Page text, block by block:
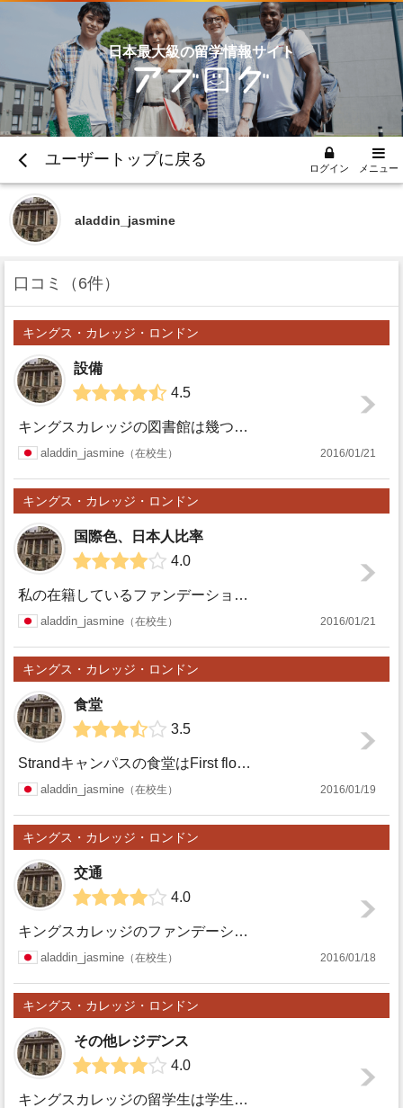
日本最大級の留学情報サイト
ユーザートップに戻る ログイン メニュー
aladdin_jasmine
口コミ 6件
キングス・カレッジ・ロンドン
キング
ス・カ
レッ
ンドン
設備
4.5
キングスカレッジの図書館は幾つかあり、キャンパスによっては併設されている場合もあります。私が使うStrandキャンパスには図書館がないので10分ほど歩いた...
aladdin_jasmine 在校生 2016/01/21
キングス・カレッジ・ロンドン
キング
ス・カ
レッ
ンドン
国際色、日本人比率
4.0
私の在籍しているファンデーションコースは言い換えれば『留学生のための学部進学準備過程』であるため、イギリス出身の学生はいないことが大きな特徴です。文系のI...
aladdin_jasmine 在校生 2016/01/21
キングス・カレッジ・ロンドン
キング
ス・カ
レッ
ンドン
食堂
3.5
Strandキャンパスの食堂はFirst floor(2階)にあります。ランチメニューは日替わり(例えば、ラム肉と根菜の煮込みなど)です。その他にも、ピザ...
aladdin_jasmine 在校生 2016/01/19
キングス・カレッジ・ロンドン
キング
ス・カ
レッ
交通
4.0
キングスカレッジのファンデーションコースの学生は主にStrandキャンパスとイングリッシュランゲージセンターを利用します。Strandキャンパスの最寄り駅...
aladdin_jasmine 在校生 2016/01/18
キングス・カレッジ・ロンドン
その他レジデンス
4.0
キングスカレッジの留学生は学生寮に住んでいる人もいますが、フラットシェアをしている人も数多くいます。フラットシェアは家賃や光熱水費を押さえることが出来ます...